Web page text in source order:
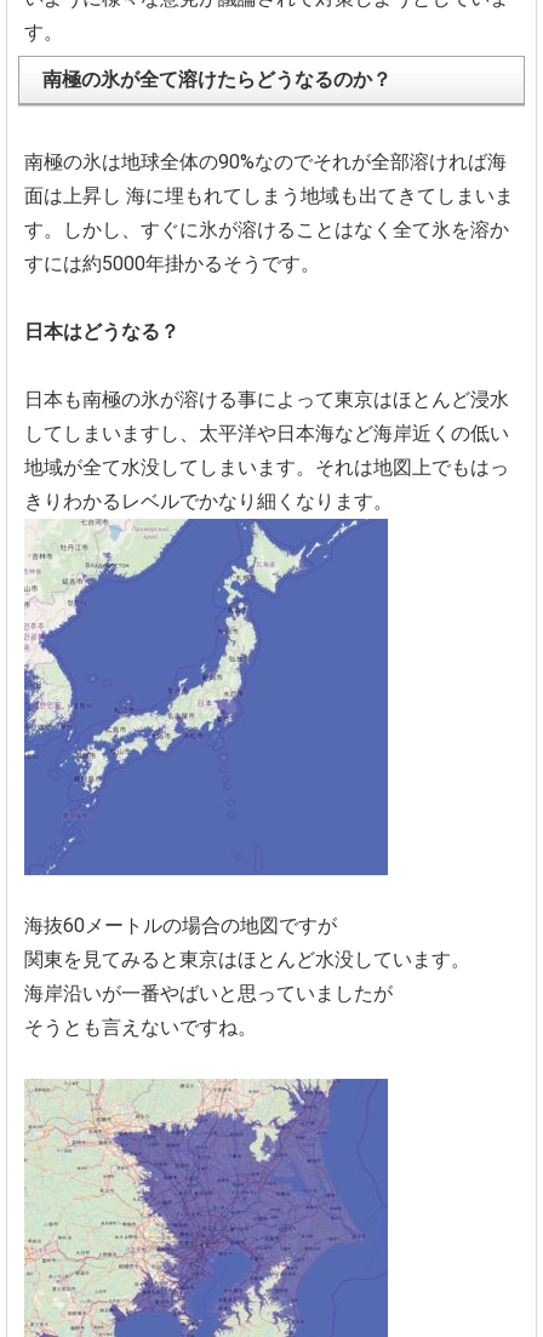
す。
南極の氷が全て溶けたらどうなるのか？
南極の氷は地球全体の90%なのでそれが全部溶ければ海
面は上昇し 海に埋もれてしまう地域も出てきてしまいま
す。しかし、 すぐに氷が溶けることはなく全て氷を溶か
すには約5000年掛かるそうです。
日本はどうなる？
日本も南極の氷が溶ける事によって東京はほとんど浸水
してしまい ますし、 太平洋や日本海など海岸近くの低い
地域が全て水没してしまいます。それは地図上でもはっ
きりわかるレベルでかなり細くなります。
海抜60メートルの場合の地図ですが
関東を見てみると東京はほとんど水没しています。
海岸沿いが一番やばいと思っていましたが
そうとも言えないですね。